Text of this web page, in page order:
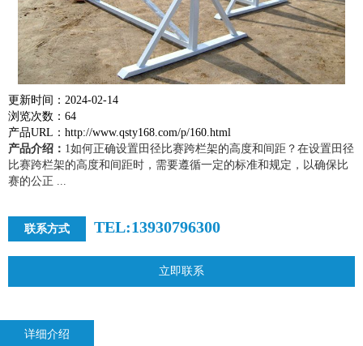
更新时间：2024-02-14
浏览次数：64
产品URL：http://www.qsty168.com/p/160.html
产品介绍： 1如何正确设置田径比赛跨栏架的高度和间距？在设置田径
比赛跨栏架的高度和间距时，需要遵循一定的标准和规定，以确保比
赛的公正 ...
联系方式 TEL:13930796300
立即联系
详细介绍